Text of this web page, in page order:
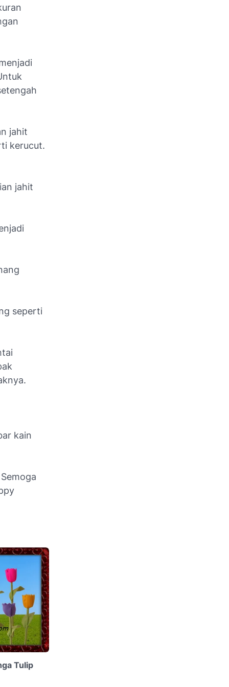
jahit
kerucut.
jahit
seperti
kain
Tulip